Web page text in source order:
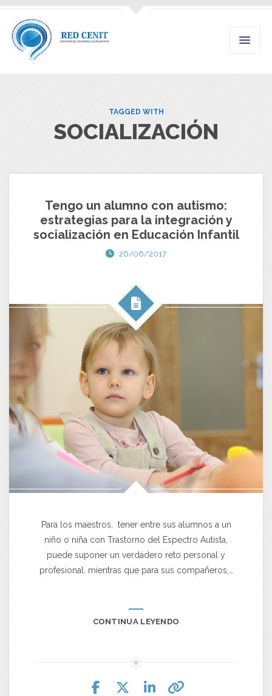
TAGGED WITH
SOCIALIZACIÓN
Tengo un alumno con autismo:
estrategias para la integración y
socialización en Educación Infantil
26/06/2017
Para los maestros, tener entre sus alumnos a un
niño o niña con Trastorno del Espectro Autista,
puede suponer un verdadero reto personal y
profesional, mientras que para sus compañeros,…
CONTINUA LEYENDO